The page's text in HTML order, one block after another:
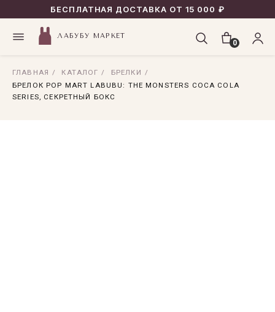
ЛАБУБУ МАРКЕТ
0
БЕСПЛАТНАЯ ДОСТАВКА ОТ 15 000 ₽
ГЛАВНАЯ / КАТАЛОГ / БРЕЛКИ /
БРЕЛОК POP MART LABUBU: THE MONSTERS COCA COLA
SERIES, СЕКРЕТНЫЙ БОКС